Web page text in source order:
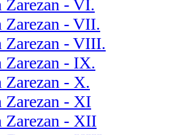
- VI.
- VII.
Zarezan - VIII.
- IX.
- X.
- XI
Zarezan - XII